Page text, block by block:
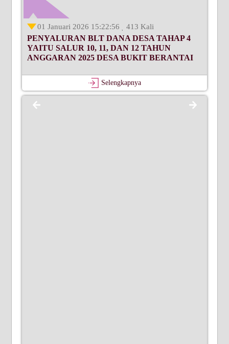
01 Januari 2026 15:22:56
413 Kali
PENYALURAN BLT DANA DESA TAHAP 4
YAITU SALUR 10, 11, DAN 12 TAHUN
ANGGARAN 2025 DESA BUKIT BERANTAI
Selengkapnya